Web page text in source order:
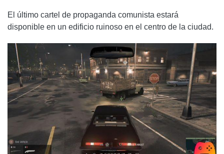
El último cartel de propaganda comunista estará
disponible en un edificio ruinoso en el centro de la ciudad.